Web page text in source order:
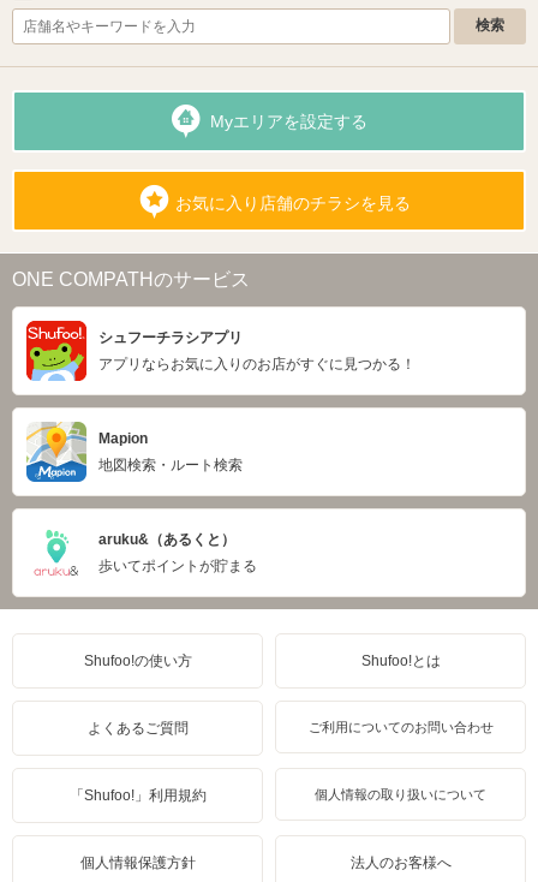
Myエリアを設定する
お気に入り店舗のチラシを見る
ONE COMPATHのサービス
シュフーチラシアプリ
アプリならお気に入りのお店がすぐに見つかる！
Mapion
地図検索・ルート検索
aruku&（あるくと）
歩いてポイントが貯まる
Shufoo!の使い方 Shufoo!とは
よくあるご質問 ご利用についてのお問い合わせ
「Shufoo!」利用規約 個人情報の取り扱いについて
個人情報保護方針 法人のお客様へ